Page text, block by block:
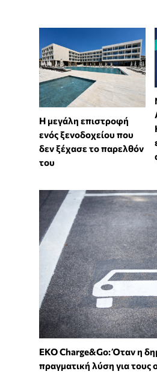
Η μεγάλη επιστροφή
ενός ξενοδοχείου που
δεν ξέχασε το παρελθόν
του
EKO Charge&Go: Όταν η
πραγματική λύση για τους